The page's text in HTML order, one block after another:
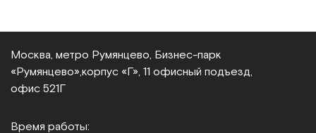
Москва, метро Румянцево, Бизнес‑парк
«Румянцево», корпус «Г», 11 офисный подъезд,
офис 521Г
Время работы: